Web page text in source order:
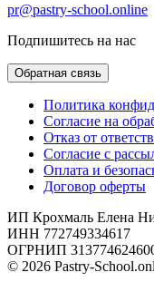
pr@pastry-school.online
Подпишитесь на нас
Обратная связь
Политика
Согласие на
Отказ от
Согласие с
Оплата и
Договор оферты
ИП Крохмаль Елена
ИНН 772749334617
ОГРНИП
© 2026 Pastry-